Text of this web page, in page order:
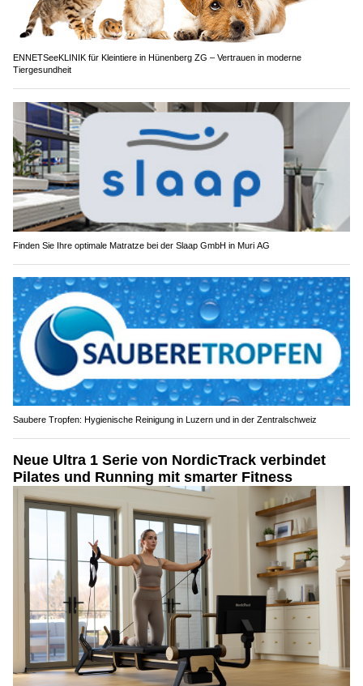
ENNETSeeKLINIK für Kleintiere in Hünenberg ZG – Vertrauen in moderne
Tiergesundheit
Finden Sie Ihre optimale Matratze bei der Slaap GmbH in Muri AG
Saubere Tropfen: Hygienische Reinigung in Luzern und in der Zentralschweiz
Neue Ultra 1 Serie von NordicTrack verbindet
Pilates und Running mit smarter Fitness